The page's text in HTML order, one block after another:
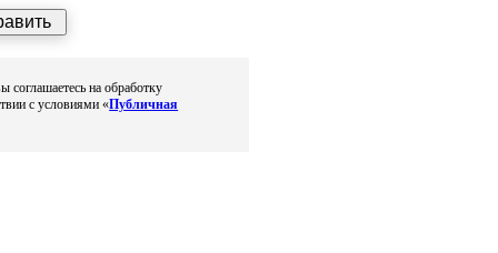
на обработку
с условиями «Публичная